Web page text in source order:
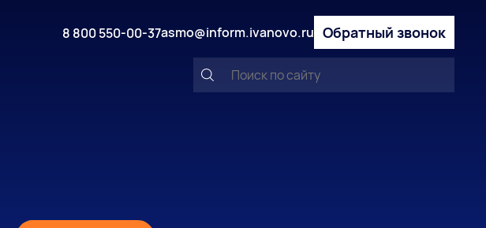
8 800 550-00-37asmo@inform.ivanovo.ru Обратный звонок